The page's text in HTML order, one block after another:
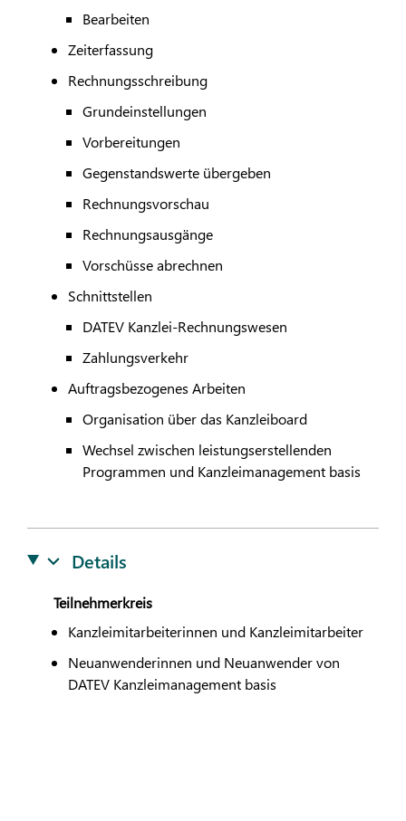
Bearbeiten
Zeiterfassung
Rechnungsschreibung
Grundeinstellungen
Vorbereitungen
Gegenstandswerte übergeben
Rechnungsvorschau
Rechnungsausgänge
Vorschüsse abrechnen
Schnittstellen
DATEVKanzlei-Rechnungswesen
Zahlungsverkehr
Auftragsbezogenes Arbeiten
Organisation über das Kanzleiboard
Wechsel zwischen leistungserstellenden
Programmen und Kanzleimanagement basis
Details
Teilnehmerkreis
Kanzleimitarbeiterinnen und Kanzleimitarbeiter
Neuanwenderinnen und Neuanwender von
DATEVKanzleimanagement basis